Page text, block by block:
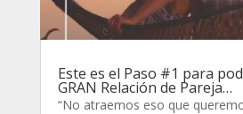
Este es el Paso #1 para
GRAN Relación de Pareja…
“No atraemos eso que